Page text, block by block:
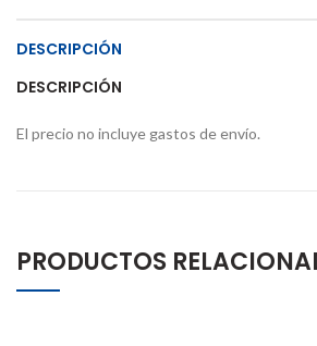
DESCRIPCIÓN
DESCRIPCIÓN
El precio no incluye gastos de envío.
PRODUCTOS